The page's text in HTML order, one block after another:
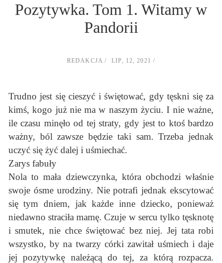
Pozytywka. Tom 1. Witamy w
Pandorii
REDAKCJA LIP, 12, 2021
Trudno jest się cieszyć i świętować, gdy tęskni się za
kimś, kogo już nie ma w naszym życiu. I nie ważne,
ile czasu minęło od tej straty, gdy jest to ktoś bardzo
ważny, ból zawsze będzie taki sam. Trzeba jednak
uczyć się żyć dalej i uśmiechać.
Zarys fabuły
Nola to mała dziewczynka, która obchodzi właśnie
swoje ósme urodziny. Nie potrafi jednak ekscytować
się tym dniem, jak każde inne dziecko, ponieważ
niedawno straciła mamę. Czuje w sercu tylko tęsknotę
i smutek, nie chce świętować bez niej. Jej tata robi
wszystko, by na twarzy córki zawitał uśmiech i daje
jej pozytywkę należącą do tej, za którą rozpacza.